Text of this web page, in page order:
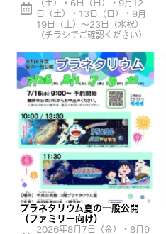
（土）・6日（日）・9月12
日（土）・13日（日）・9月
19日（土）〜23日（水祝）
（チラシでご確認ください）
プラネタリウム夏の一般公開
（ファミリー向け）
2026年8月7日（金）・8月9